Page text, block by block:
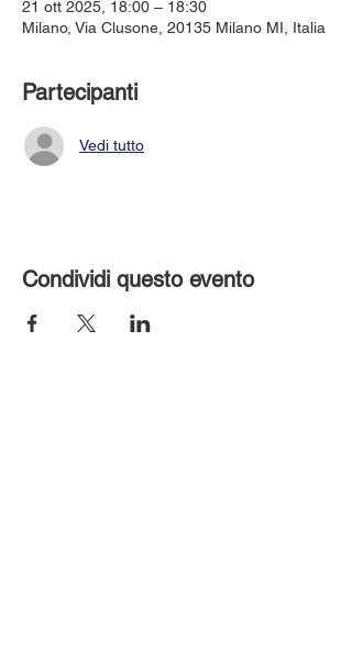
21 ott 2025, 18:00 – 18:30
Milano, Via Clusone, 20135 Milano MI, Italia
Partecipanti
Vedi tutto
Condividi questo evento